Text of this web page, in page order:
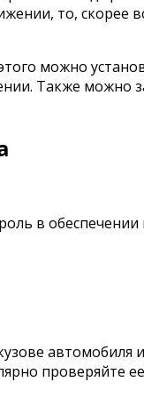
то,
можно
Также можно
в
автомобиля
проверяйте